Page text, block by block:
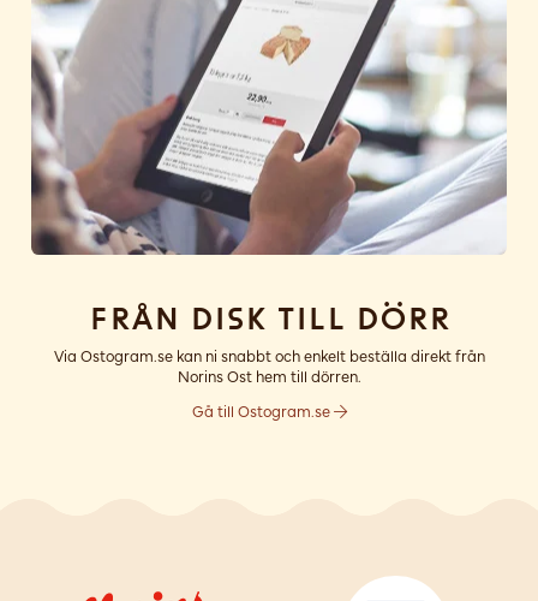
Från disk till dörr
Via Ostogram.se kan ni snabbt och enkelt beställa direkt från
Norins Ost hem till dörren.
Gå till Ostogram.se